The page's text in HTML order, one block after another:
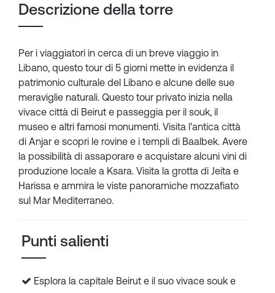
Descrizione della torre
Per i viaggiatori in cerca di un breve viaggio in
Libano, questo tour di 5 giorni mette in evidenza il
patrimonio culturale del Libano e alcune delle sue
meraviglie naturali. Questo tour privato inizia nella
vivace città di Beirut e passeggia per il souk, il
museo e altri famosi monumenti. Visita l'antica città
di Anjar e scopri le rovine e i templi di Baalbek. Avere
la possibilità di assaporare e acquistare alcuni vini di
produzione locale a Ksara. Visita la grotta di Jeita e
Harissa e ammira le viste panoramiche mozzafiato
sul Mar Mediterraneo.
Punti salienti
Esplora la capitale Beirut e il suo vivace souk e